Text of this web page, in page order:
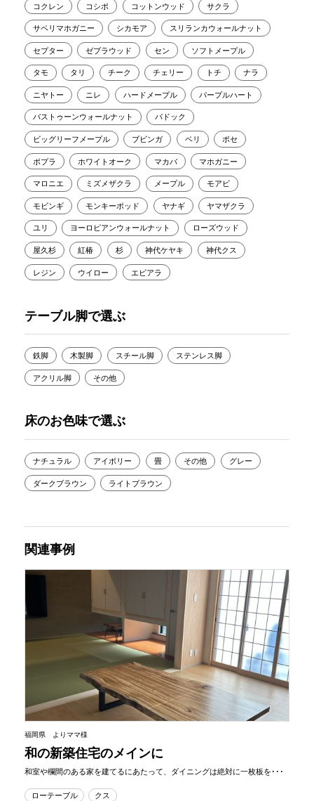
コクレン コシポ コットンウッド サクラ
サペリマホガニー シカモア スリランカウォールナット
セプター ゼブラウッド セン ソフトメープル
タモ タリ チーク チェリー トチ ナラ
ニヤトー ニレ ハードメープル パープルハート
バストゥーンウォールナット パドック
ビッグリーフメープル ブビンガ ベリ ボセ
ポプラ ホワイトオーク マカバ マホガニー
マロニエ ミズメザクラ メープル モアビ
モビンギ モンキーポッド ヤナギ ヤマザクラ
ユリ ヨーロピアンウォールナット ローズウッド
屋久杉 紅椿 杉 神代ケヤキ 神代クス
レジン ウイロー エビアラ
テーブル脚で選ぶ
鉄脚 木製脚 スチール脚 ステンレス脚
アクリル脚 その他
床のお色味で選ぶ
ナチュラル アイボリー 畳 その他 グレー
ダークブラウン ライトブラウン
関連事例
福岡県 よりママ様
和の新築住宅のメインに
和室や欄間のある家を建てるにあたって、ダイニングは絶対に一枚板を･･･
ローテーブル クス